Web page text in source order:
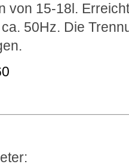
von 15-18l.
50Hz. Die